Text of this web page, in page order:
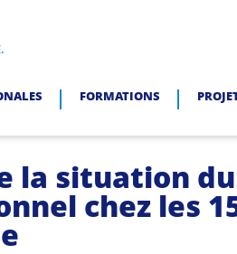
DES PERSONNES EN
FORMATIONS
la situation
chez les